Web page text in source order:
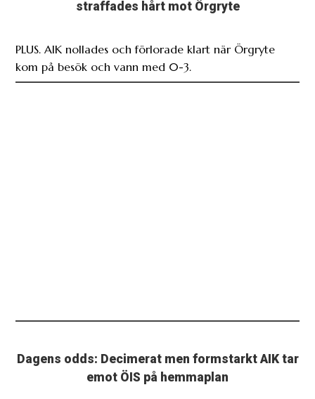
straffades hårt mot Örgryte
PLUS. AIK nollades och förlorade klart när Örgryte
kom på besök och vann med 0-3.
Dagens odds: Decimerat men formstarkt AIK tar
emot ÖIS på hemmaplan